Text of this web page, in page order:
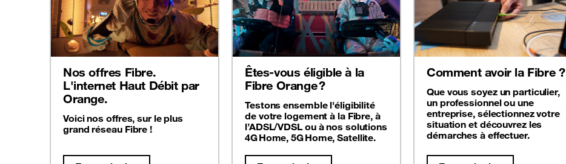
Nos offres Fibre.
L'internet Haut Débit par
Orange.
Voici nos offres, sur le plus
grand réseau Fibre !
Êtes-vous éligible à la
Fibre Orange ?
Testons ensemble l'éligibilité
de votre logement à la Fibre, à
l’ADSL/VDSL ou à nos solutions
4G Home, 5G Home, Satellite.
Comment avoir la Fibre ?
Que vous soyez un particulier,
un professionnel ou une
entreprise, sélectionnez votre
situation et découvrez les
démarches à effectuer.